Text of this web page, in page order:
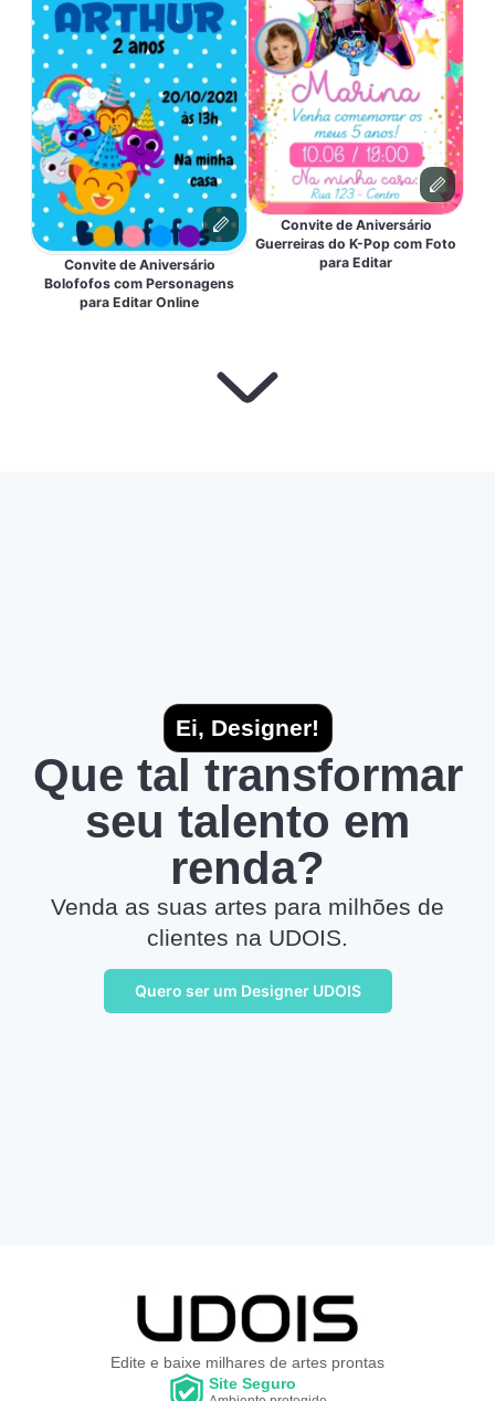
Convite de Aniversário
Bolofofos com Personagens
para Editar Online
Convite de Aniversário
Guerreiras do K-Pop com Foto
para Editar
Ei, Designer!
Que tal transformar
seu talento em
renda?
Venda as suas artes para milhões de
clientes na UDOIS.
Quero ser um Designer UDOIS
Edite e baixe milhares de artes prontas
Site Seguro